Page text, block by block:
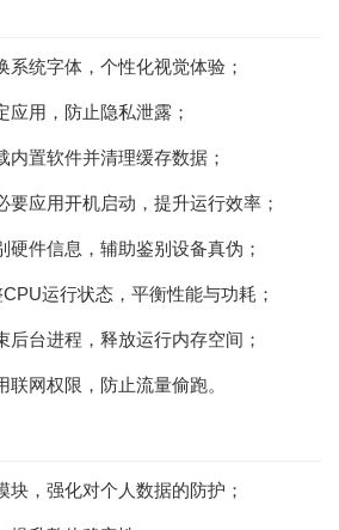
系统字体，个性化视觉体验；
应用，防止隐私泄露；
内置软件并清理缓存数据；
要应用开机启动，提升运行效率；
硬件信息，辅助鉴别设备真伪；
运行状态，平衡性能与功耗；
后台进程，释放运行内存空间；
网权限，防止流量偷跑。
块，强化对个人数据的防护；